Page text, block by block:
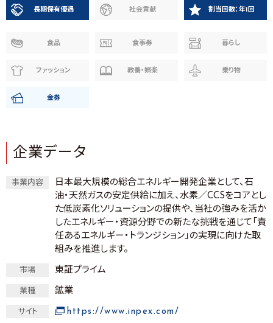
長期保有優遇 社会貢献 割当回数：年1回
食品 食事券 暮らし
ファッション 教養・娯楽 乗り物
金券
企業データ
事業内容
日本最大規模の総合エネルギー開発企業として、石
油・天然ガスの安定供給に加え、水素／CCSをコアとし
た低炭素化ソリューションの提供や、当社の強みを活か
したエネルギー・資源分野での新たな挑戦を通じて「責
任あるエネルギー・トランジション」の実現に向けた取
組みを推進します。
市場 東証プライム
業種 鉱業
サイト https://www.inpex.com/